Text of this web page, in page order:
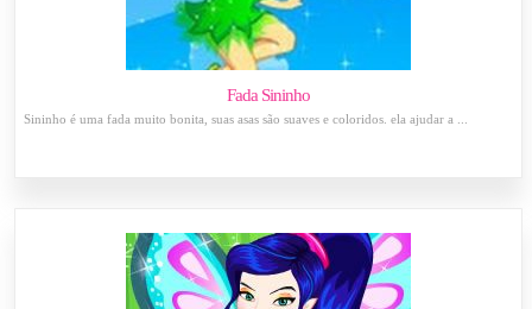
Fada Sininho
Sininho é uma fada muito bonita, suas asas são suaves e coloridos. ela ajudar a ...